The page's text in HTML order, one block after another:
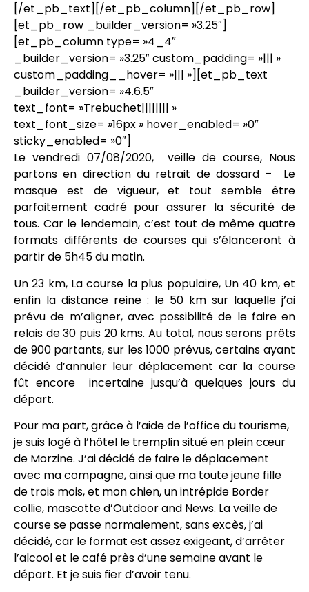
[/et_pb_text][/et_pb_column][/et_pb_row]
[et_pb_row _builder_version= »3.25″]
[et_pb_column type= »4_4″
_builder_version= »3.25″ custom_padding= »||| »
custom_padding__hover= »||| »][et_pb_text
_builder_version= »4.6.5″
text_font= »Trebuchet|||||||| »
text_font_size= »16px » hover_enabled= »0″
sticky_enabled= »0″]
Le vendredi 07/08/2020, veille de course, Nous
partons en direction du retrait de dossard – Le
masque est de vigueur, et tout semble être
parfaitement cadré pour assurer la sécurité de
tous. Car le lendemain, c’est tout de même quatre
formats différents de courses qui s’élanceront à
partir de 5h45 du matin.
Un 23 km, La course la plus populaire, Un 40 km, et
enfin la distance reine : le 50 km sur laquelle j’ai
prévu de m’aligner, avec possibilité de le faire en
relais de 30 puis 20 kms. Au total, nous serons prêts
de 900 partants, sur les 1000 prévus, certains ayant
décidé d’annuler leur déplacement car la course
fût encore incertaine jusqu’à quelques jours du
départ.
Pour ma part, grâce à l’aide de l’office du tourisme,
je suis logé à l’hôtel le tremplin situé en plein cœur
de Morzine. J’ai décidé de faire le déplacement
avec ma compagne, ainsi que ma toute jeune fille
de trois mois, et mon chien, un intrépide Border
collie, mascotte d’Outdoor and News. La veille de
course se passe normalement, sans excès, j’ai
décidé, car le format est assez exigeant, d’arrêter
l’alcool et le café près d’une semaine avant le
départ. Et je suis fier d’avoir tenu.